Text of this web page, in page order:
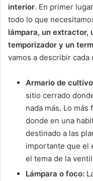
interior. En primer
todo lo que
lámpara, un extractor,
temporizador y un
vamos a describir cada
Armario de
sitio cerrado
nada más. Lo
donde en una
destinado a las
importante que el
el tema de la
Lámpara o foco: